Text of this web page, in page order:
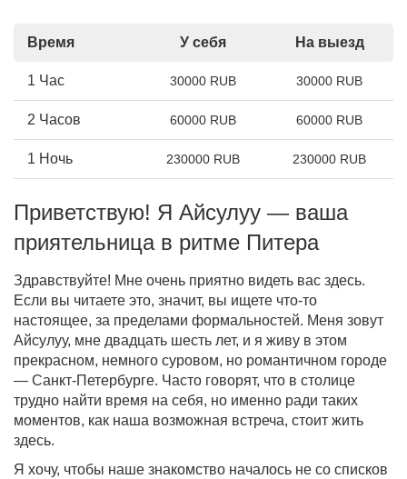
Время У себя На выезд
1 Час 30000 RUB 30000 RUB
2 Часов 60000 RUB 60000 RUB
1 Ночь 230000 RUB 230000 RUB
Приветствую! Я Айсулуу — ваша
приятельница в ритме Питера
Здравствуйте! Мне очень приятно видеть вас здесь.
Если вы читаете это, значит, вы ищете что-то
настоящее, за пределами формальностей. Меня зовут
Айсулуу, мне двадцать шесть лет, и я живу в этом
прекрасном, немного суровом, но романтичном городе
— Санкт-Петербурге. Часто говорят, что в столице
трудно найти время на себя, но именно ради таких
моментов, как наша возможная встреча, стоит жить
здесь.
Я хочу, чтобы наше знакомство началось не со списков